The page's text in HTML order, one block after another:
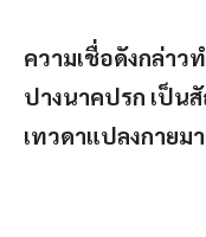
ความเชื่อดังกล่า
ปางนาคปรก เป็
เทวดาแปลงกาย